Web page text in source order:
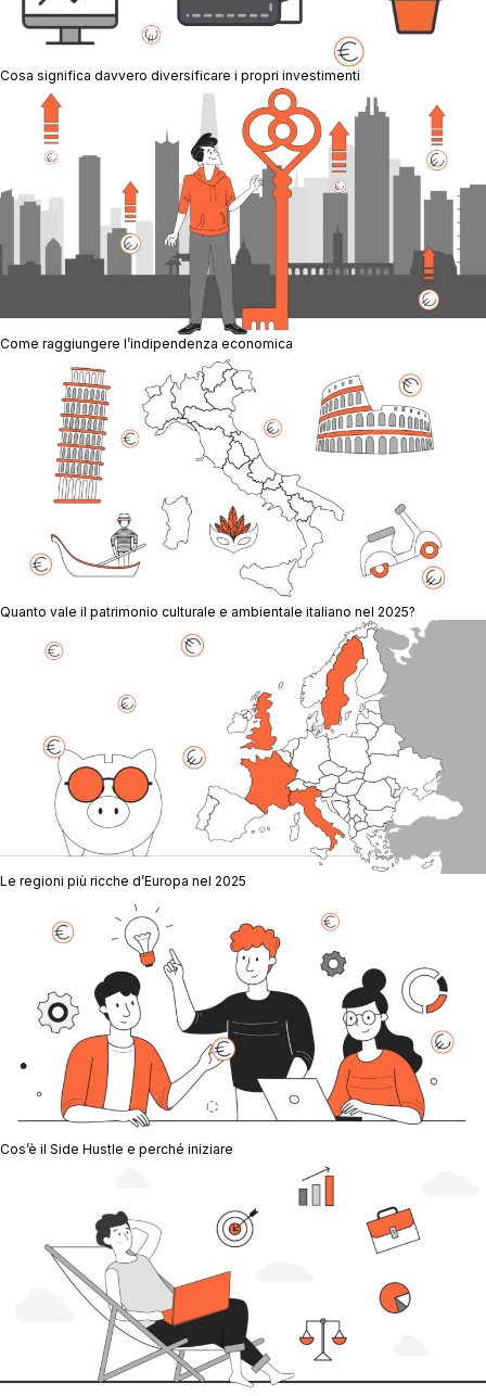
Cosa significa davvero diversificare i propri investimenti
Come raggiungere l’indipendenza economica
Quanto vale il patrimonio culturale e ambientale italiano nel 2025?
Le regioni più ricche d’Europa nel 2025
Cos’è il Side Hustle e perché iniziare